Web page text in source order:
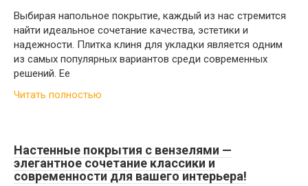
Выбирая напольное покрытие, каждый из нас стремится
найти идеальное сочетание качества, эстетики и
надежности. Плитка клиня для укладки является одним
из самых популярных вариантов среди современных
решений. Ее
Читать полностью
Настенные покрытия с вензелями —
элегантное сочетание классики и
современности для вашего интерьера!